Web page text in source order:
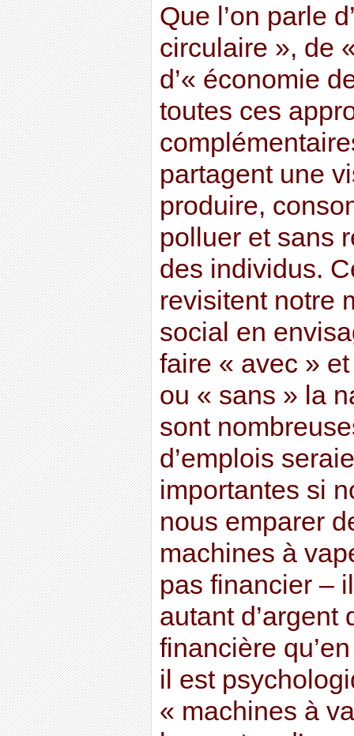
Que l’on parle
circulaire », de
d’« économie
toutes ces
partagent une
produire,
polluer et sans
des individus.
revisitent notre
social en
faire « avec »
ou « sans » la
sont
d’emplois
importantes si
nous emparer
machines à
pas financier –
autant d’argent
financière
il est
« machines à